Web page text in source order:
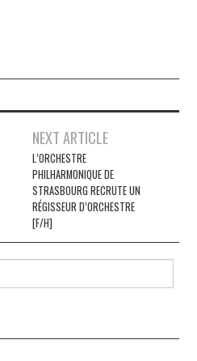
NEXT ARTICLE
L’ORCHESTRE
PHILHARMONIQUE DE
STRASBOURG RECRUTE UN
RÉGISSEUR D’ORCHESTRE
[F/H]